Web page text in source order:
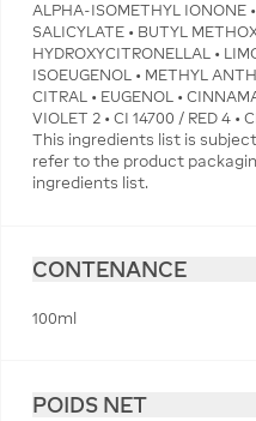
ALPHA-ISOMETHYL IONONE
SALICYLATE • BUTYL
HYDROXYCITRONELLAL •
ISOEUGENOL • METHYL
CITRAL • EUGENOL •
VIOLET 2 • CI 14700 / RED 4 •
This ingredients list is
refer to the product
ingredients list.
CONTENANCE
100ml
POIDS NET